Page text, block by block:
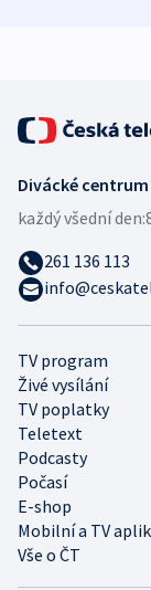
TV program
Živé vysílání
TV poplatky
Teletext
Podcasty
Počasí
E-shop
Mobilní a TV
Vše o ČT
Divácké centrum
každý všední den:
261 136 113